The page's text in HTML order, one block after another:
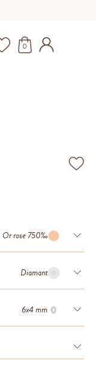
0
Or rose 750‰
Diamant
6x4 mm